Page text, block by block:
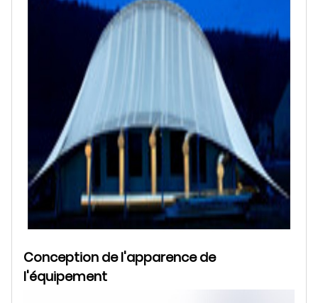
Conception de l'apparence de
l'équipement